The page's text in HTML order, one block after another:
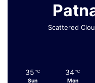
Scattered
35 ℃
Sun
34 ℃
Mon